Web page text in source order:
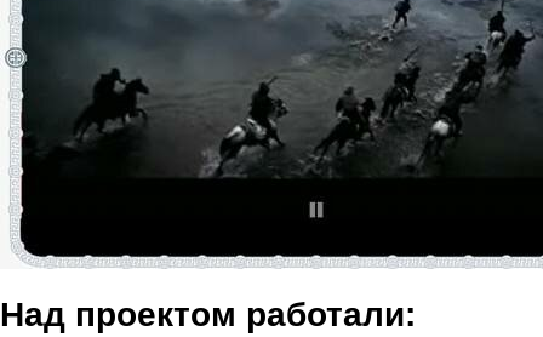
Над проектом работали: